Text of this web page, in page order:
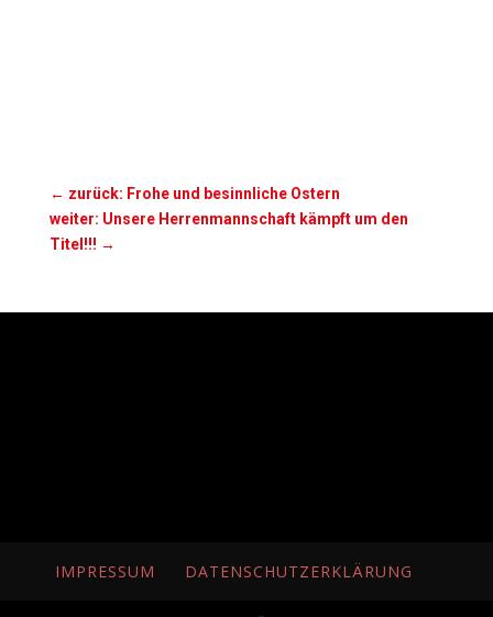
← zurück: Frohe und besinnliche Ostern
weiter: Unsere Herrenmannschaft kämpft um den
Titel!!! →
IMPRESSUM DATENSCHUTZERKLÄRUNG